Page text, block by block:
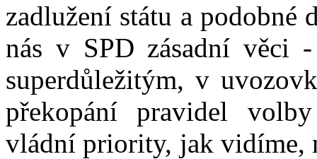
zadlužení státu a
nás v SPD zásadní věci
superdůležitým, v
překopání pravidel
vládní priority, jak vidíme,